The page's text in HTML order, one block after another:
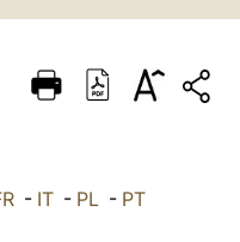
ITALIANO
- IT - PL - PT